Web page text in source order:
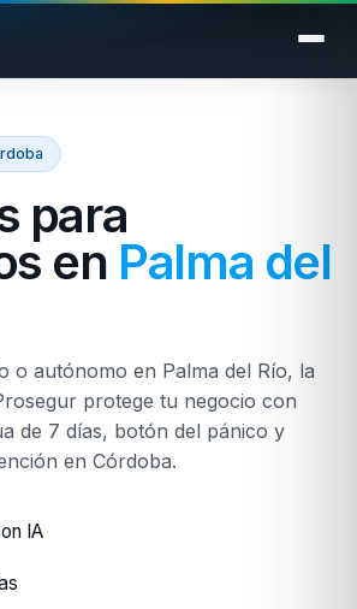
para
en Palma del
o autónomo en Palma del Río, la
protege tu negocio con
de 7 días, botón del pánico y
en Córdoba.
IA